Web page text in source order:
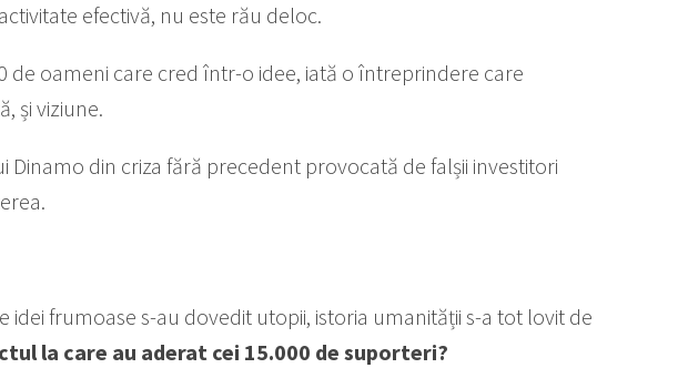
efectivă, nu este rău deloc.
de oameni care cred într-o idee, iată o întreprindere care
și viziune.
Dinamo din criza fără precedent provocată de falșii investitori
idei frumoase s-au dovedit utopii, istoria umanității s-a tot lovit de
la care au aderat cei 15.000 de suporteri?